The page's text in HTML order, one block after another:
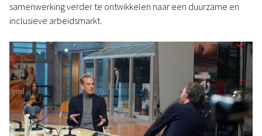
samenwerking verder te ontwikkelen naar een duurzame en
inclusieve arbeidsmarkt.